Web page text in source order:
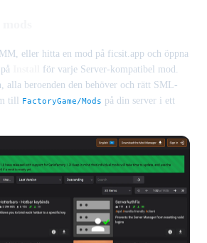
eller hitta en mod på ficsit.app och öppna
för varje Server-kompatibel mod.
alla beroenden den behöver och rätt SML-
till FactoryGame/Mods på din server i ett